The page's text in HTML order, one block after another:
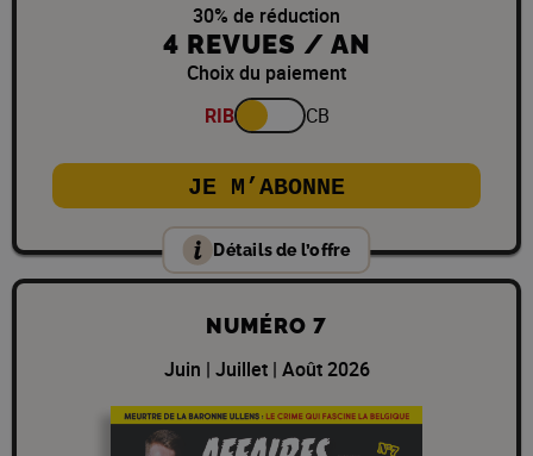
30% de réduction
4 REVUES / AN
Choix du paiement
RIB
CB
JE M’ABONNE
Détails de l’offre
NUMÉRO 7
Juin | Juillet | Août 2026